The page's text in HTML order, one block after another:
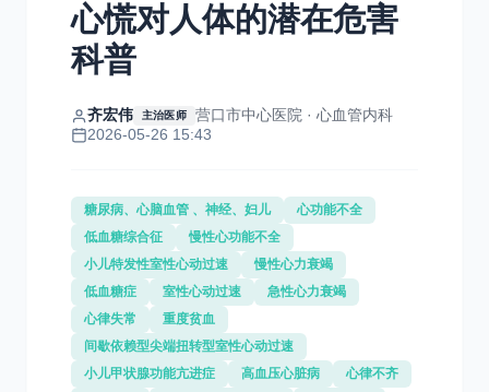
心慌对人体的潜在危害
科普
齐宏伟 主治医师
营口市中心医院 · 心血管内科
2026-05-26 15:43
糖尿病、心脑血管 、神经、妇儿
心功能不全
低血糖综合征
慢性心功能不全
小儿特发性室性心动过速
慢性心力衰竭
低血糖症
室性心动过速
急性心力衰竭
心律失常
重度贫血
间歇依赖型尖端扭转型室性心动过速
小儿甲状腺功能亢进症
高血压心脏病
心律不齐